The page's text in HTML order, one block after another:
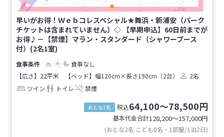
早いがお得！Ｗｅｂコレスペシャル★舞浜・新浦安（パーク
チケットは含まれていません）◇ 【早期申込】60日前までが
お得♪－【禁煙】マラン・スタンダード（シャワーブース
付）(2名1室)
食事なし
【広さ】22平米
【ベッド】幅120cm×長さ190cm（2台）
2名
ツイン
トイレ 禁煙
おとな1名 税込64,100～78,500円
基本代金合計128,200〜157,000円
(おとな2名 こども0名・1部屋/1泊2日)